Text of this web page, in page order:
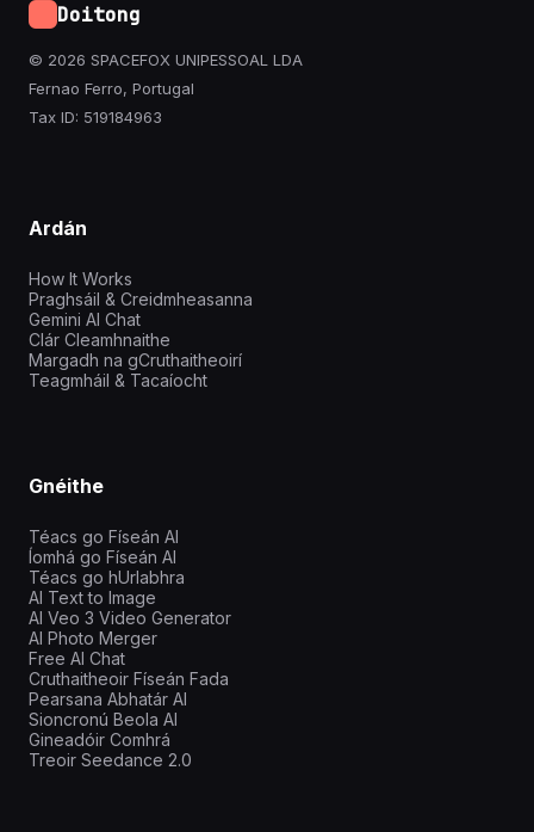
Doitong
© 2026 SPACEFOX UNIPESSOAL LDA
Fernao Ferro, Portugal
Tax ID: 519184963
Ardán
How It Works
Praghsáil & Creidmheasanna
Gemini AI Chat
Clár Cleamhnaithe
Margadh na gCruthaitheoirí
Teagmháil & Tacaíocht
Gnéithe
Téacs go Físeán AI
Íomhá go Físeán AI
Téacs go hUrlabhra
AI Text to Image
AI Veo 3 Video Generator
AI Photo Merger
Free AI Chat
Cruthaitheoir Físeán Fada
Pearsana Abhatár AI
Sioncronú Beola AI
Gineadóir Comhrá
Treoir Seedance 2.0